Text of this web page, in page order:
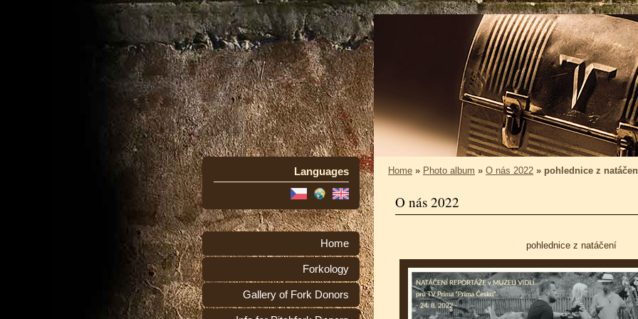
Languages
Home
Forkology
Gallery of Fork Donors
Home » Photo album » O nás 2022 » pohlednice z
O nás 2022
pohlednice z natáčení